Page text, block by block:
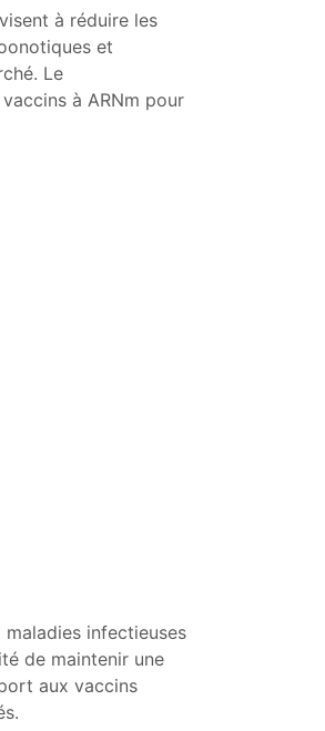
à réduire les
et
Le
à ARNm pour
infectieuses
de maintenir une
aux vaccins